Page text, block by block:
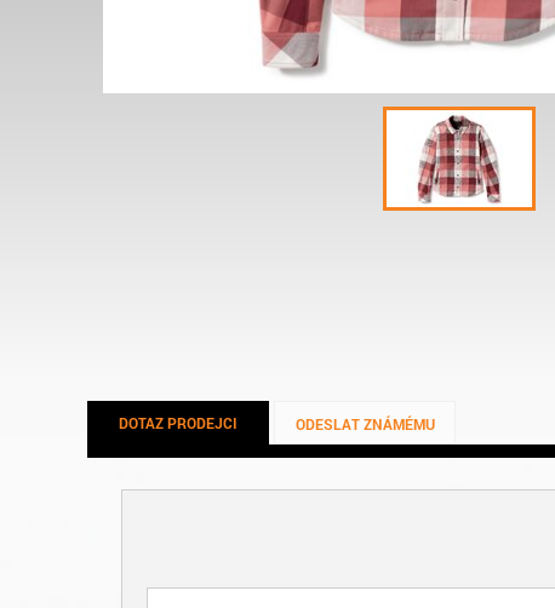
DOTAZ PRODEJCI ODESLAT ZNÁMÉMU